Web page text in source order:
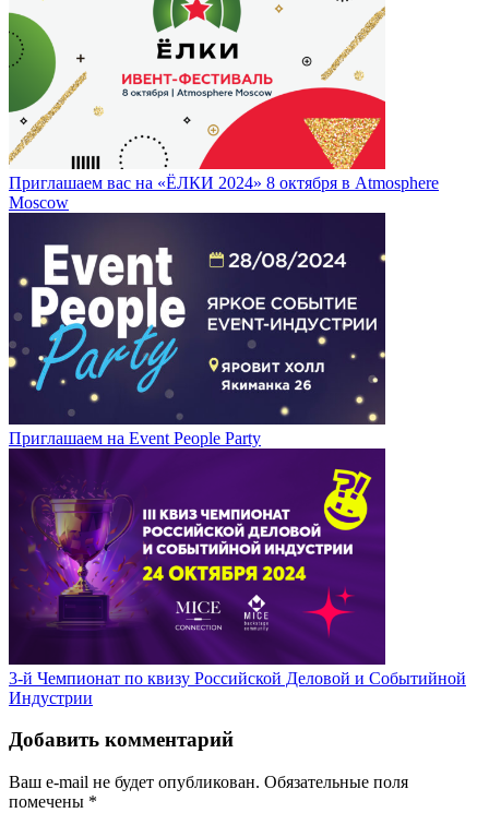
Приглашаем вас на «ЁЛКИ 2024» 8 октября в Atmosphere
Moscow
Приглашаем на Event People Party
3-й Чемпионат по квизу Российской Деловой и Событийной
Индустрии
Добавить комментарий
Ваш e-mail не будет опубликован. Обязательные поля
помечены *